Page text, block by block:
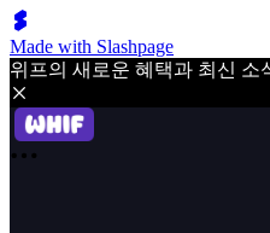
Made with Slashpage
위프의 새로운 혜택과 최신 소